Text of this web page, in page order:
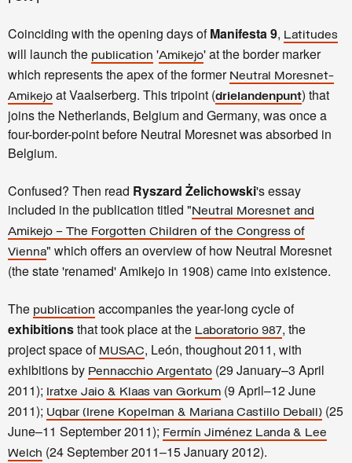
Coinciding with the opening days ofManifesta 9, Latitudes
will launch the publication 'Amikejo' at the border marker
which represents the apex of the former Neutral Moresnet-
Amikejo at Vaalserberg. This tripoint (drielandenpunt) that
joins the Netherlands, Belgium and Germany, was once a
four-border-point before Neutral Moresnet was absorbed in
Belgium.
Confused? Then read Ryszard Żelichowski's essay
included in the publication titled "Neutral Moresnet and
Amikejo – The Forgotten Children of the Congress of
Vienna" which offers an overview of how Neutral Moresnet
(the state 'renamed' Amikejo in 1908) came into existence.
The publication accompanies the year-long cycle of
exhibitionsthat took place at the Laboratorio 987, the
project space of MUSAC, León, thoughout 2011, with
exhibitions by Pennacchio Argentato (29 January–3 April
2011);
Iratxe Jaio & Klaas van Gorkum (9 April–12 June
2011); Uqbar (Irene Kopelman & Mariana Castillo Deball) (25
June–11 September 2011); Fermín Jiménez Landa & Lee
Welch (24 September 2011–15 January 2012).